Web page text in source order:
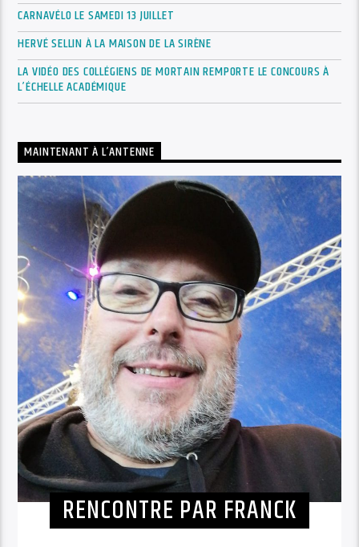
CARNAVÉLO LE SAMEDI 13 JUILLET
HERVÉ SELLIN À LA MAISON DE LA SIRÈNE
LA VIDÉO DES COLLÉGIENS DE MORTAIN REMPORTE LE CONCOURS À
L’ÉCHELLE ACADÉMIQUE
MAINTENANT À L’ANTENNE
RENCONTRE PAR FRANCK